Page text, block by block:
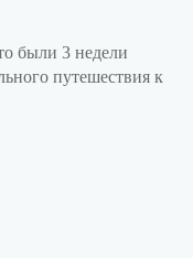
были 3 недели
путешествия к